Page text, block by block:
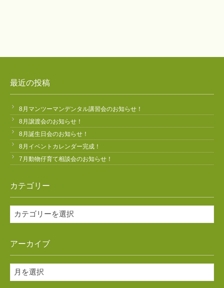
最近の投稿
8月マンツーマンデンタル講習会のお知らせ！
8月譲渡会のお知らせ！
8月誕生日会のお知らせ！
8月イベントカレンダー完成！
7月動物仔育て相談会のお知らせ！
カテゴリー
カ
テ
リ
アーカイブ
ア
ー